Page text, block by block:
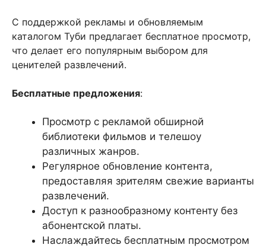
С поддержкой рекламы и обновляемым
каталогом Туби предлагает бесплатное просмотр,
что делает его популярным выбором для
ценителей развлечений.
Бесплатные предложения:
Просмотр с рекламой обширной
библиотеки фильмов и телешоу
различных жанров.
Регулярное обновление контента,
предоставляя зрителям свежие варианты
развлечений.
Доступ к разнообразному контенту без
абонентской платы.
Наслаждайтесь бесплатным просмотром